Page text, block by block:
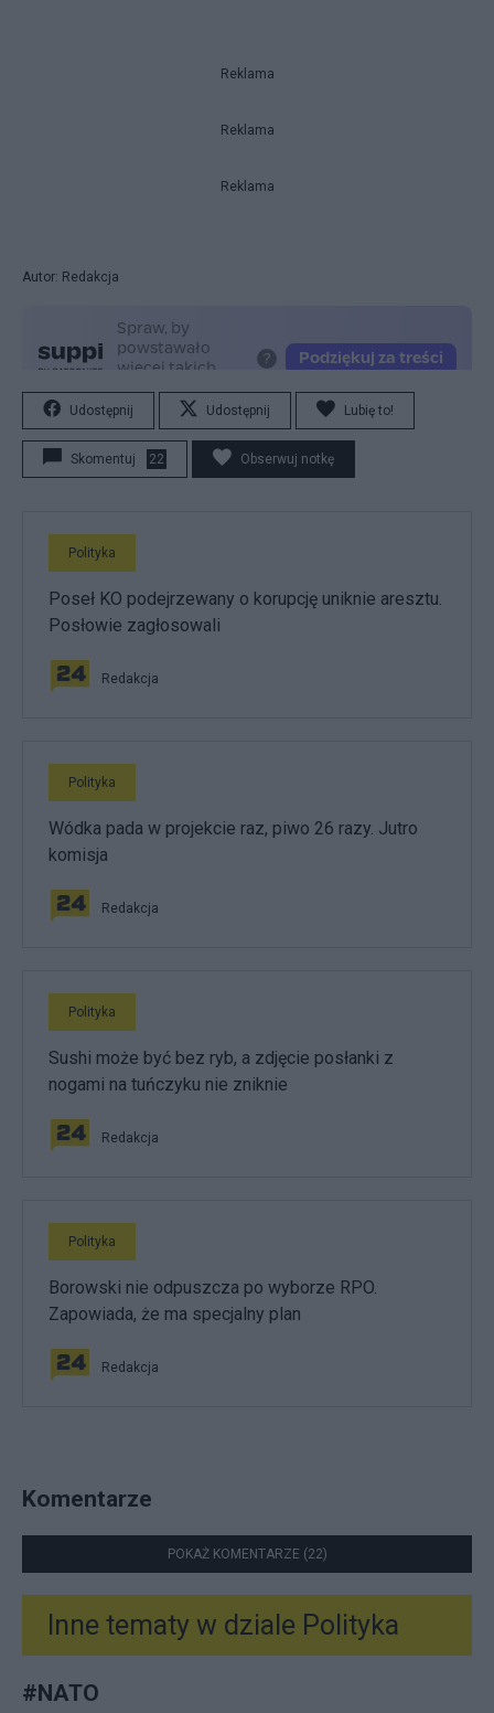
Reklama
Reklama
Reklama
Autor: Redakcja
Udostępnij Udostępnij Lubię to!
Skomentuj 22 Obserwuj notkę
Polityka
Poseł KO podejrzewany o korupcję uniknie aresztu.
Posłowie zagłosowali
Redakcja
Polityka
Wódka pada w projekcie raz, piwo 26 razy. Jutro
komisja
Redakcja
Polityka
Sushi może być bez ryb, a zdjęcie posłanki z
nogami na tuńczyku nie zniknie
Redakcja
Polityka
Borowski nie odpuszcza po wyborze RPO.
Zapowiada, że ma specjalny plan
Redakcja
Komentarze
POKAŻ KOMENTARZE (22)
Inne tematy w dziale Polityka
#NATO